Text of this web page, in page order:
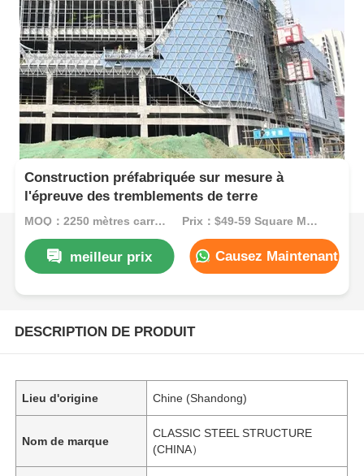
Construction préfabriquée sur mesure à
l'épreuve des tremblements de terre
MOQ：2250 mètres carrés Prix：$49-59 Square Meters
meilleur prix Causez Maintenant
DESCRIPTION DE PRODUIT
Lieu d'origine Chine (Shandong)
Nom de marque
CLASSIC STEEL STRUCTURE
(CHINA）